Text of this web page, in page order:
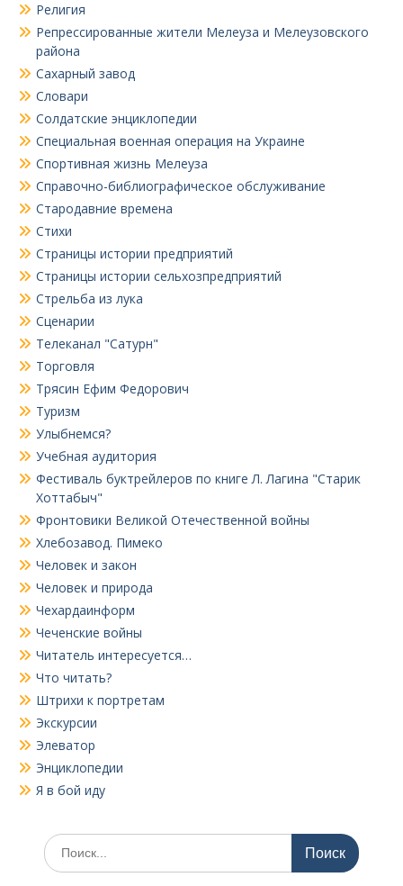
Религия
Репрессированные жители Мелеуза и Мелеузовского
района
Сахарный завод
Словари
Солдатские энциклопедии
Специальная военная операция на Украине
Спортивная жизнь Мелеуза
Справочно-библиографическое обслуживание
Стародавние времена
Стихи
Страницы истории предприятий
Страницы истории сельхозпредприятий
Стрельба из лука
Сценарии
Телеканал "Сатурн"
Торговля
Трясин Ефим Федорович
Туризм
Улыбнемся?
Учебная аудитория
Фестиваль буктрейлеров по книге Л. Лагина "Старик
Хоттабыч"
Фронтовики Великой Отечественной войны
Хлебозавод. Пимеко
Человек и закон
Человек и природа
Чехардаинформ
Чеченские войны
Читатель интересуется…
Что читать?
Штрихи к портретам
Экскурсии
Элеватор
Энциклопедии
Я в бой иду
Поиск
по: